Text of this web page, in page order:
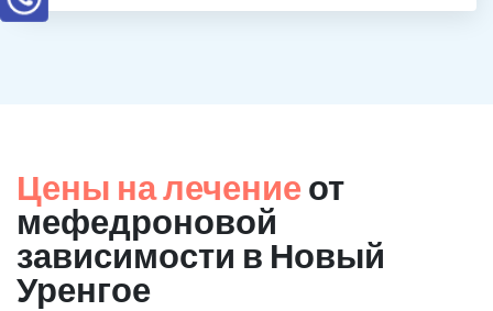
Цены на лечение от
мефедроновой
зависимости в Новый
Уренгое